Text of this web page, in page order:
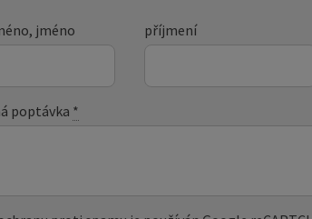
jméno příjmení
poptávka *